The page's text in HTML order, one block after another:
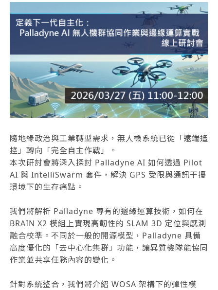
隨地緣政治與工業轉型需求，無人機系統已從「遠端遙
控」轉向「完全自主作戰」。
本次研討會將深入探討 Palladyne AI 如何透過 Pilot
AI 與 IntelliSwarm 套件，解決 GPS 受限與通訊干擾
環境下的生存痛點。
我們將解析 Palladyne 專有的邊緣運算技術，如何在
BRAIN X2 模組上實現高韌性的 SLAM 3D 定位與感測
融合校準。不同於一般的開源模型，Palladyne 具備
高度優化的「去中心化集群」功能，讓異質機隊能協同
作業並共享任務內容的變化。
針對系統整合，我們將介紹 WOSA 架構下的彈性模